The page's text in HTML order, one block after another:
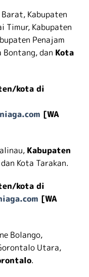
Kabupaten
Timur, Kabupaten
Penajam
Bontang, dan Kota
kota di
[WA
Kabupaten
Kota Tarakan.
kota di
[WA
Bolango,
Utara,
.